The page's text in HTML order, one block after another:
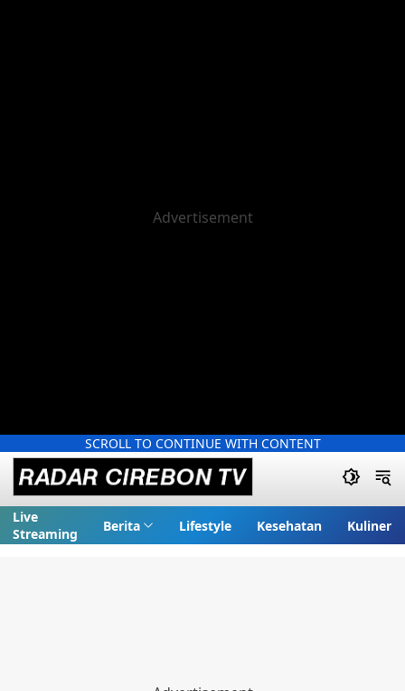
SCROLL TO CONTINUE WITH CONTENT
Live
Streaming
Berita Lifestyle Kesehatan Kuliner